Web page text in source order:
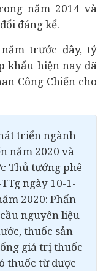
năm 2014 và
đáng kể.
trước đây, tỷ
khẩu hiện nay đã
Công Chiến cho
triển ngành
năm 2020 và
Thủ tướng phê
ngày 10-1-
2020: Phấn
nguyên liệu
thuốc sản
giá trị thuốc
thuốc từ dược